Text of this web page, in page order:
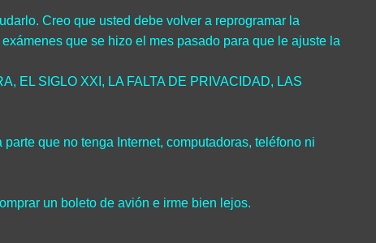
Creo que usted debe volver a reprogramar la
que se hizo el mes pasado para que le ajuste la
EL SIGLO XXI, LA FALTA DE PRIVACIDAD, LAS
que no tenga Internet, computadoras, teléfono ni
un boleto de avión e irme bien lejos.